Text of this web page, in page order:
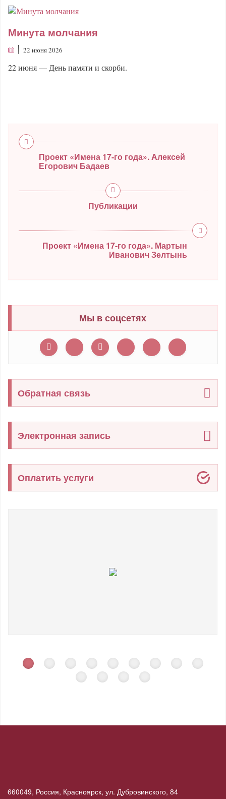
Минута молчания
22 июня 2026
22 июня — День памяти и скорби.
Проект «Имена 17-го года». Алексей
Егорович Бадаев
Публикации
Проект «Имена 17-го года». Мартын
Иванович Зелтынь
Мы в соцсетях
Обратная связь
Электронная запись
Оплатить услуги
660049, Россия, Красноярск, ул. Дубровинского, 84